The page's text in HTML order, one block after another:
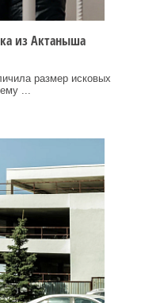
из Актаныша
размер исковых
...